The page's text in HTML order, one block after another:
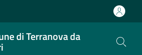
di Terranova da